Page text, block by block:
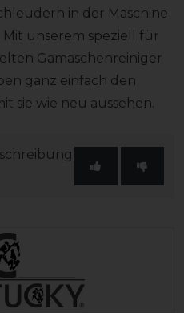
in der Maschine
unserem speziell für
Gamaschenreiniger
ganz einfach den
sie wie neu aussehen.